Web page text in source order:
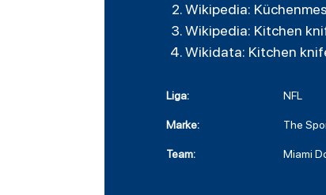
Wikipedia:
Wikipedia: Kitchen
Wikidata: Kitchen
Liga: NFL
Marke: The
Team: Miami